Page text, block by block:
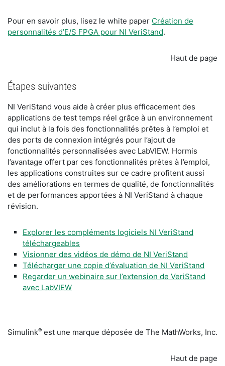
Pour en savoir plus, lisez le white paper Création de
personnalités d’E/S FPGA pour NI VeriStand.
Haut de page
Étapes suivantes
NI VeriStand vous aide à créer plus efficacement des
applications de test temps réel grâce à un environnement
qui inclut à la fois des fonctionnalités prêtes à l’emploi et
des ports de connexion intégrés pour l’ajout de
fonctionnalités personnalisées avec LabVIEW. Hormis
l’avantage offert par ces fonctionnalités prêtes à l’emploi,
les applications construites sur ce cadre profitent aussi
des améliorations en termes de qualité, de fonctionnalités
et de performances apportées à NI VeriStand à chaque
révision.
Explorer les compléments logiciels NI VeriStand
téléchargeables
Visionner des vidéos de démo de NI VeriStand
Télécharger une copie d’évaluation de NI VeriStand
Regarder un webinaire sur l’extension de VeriStand
avec LabVIEW
Simulink® est une marque déposée de The MathWorks, Inc.
Haut de page